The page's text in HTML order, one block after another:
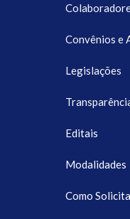
Convênios e
Legislações
Editais
Modalidades
Como